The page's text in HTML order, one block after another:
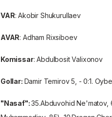
VAR: Akobir Shukurullaev
AVAR: Adham Rixsiboev
Komissar: Abdulbosit Valixonov
Gollar: Damir Temirov 5, - 0:1.
"Nasaf":35.Abduvohid Ne'matov,